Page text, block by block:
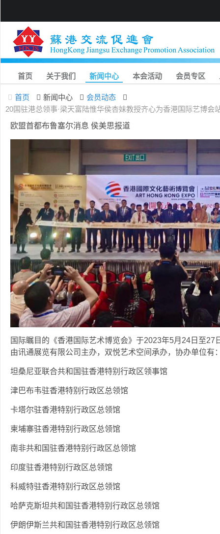
首页 关于我们 新闻中心 本会活动 会员专区
首页 新闻中心
会员动态
20国驻港总领事·梁天富陆惟华侯杏妹教授齐心为香港国际艺博会
欧盟首都布鲁塞尔消息 侯美思报道
国际瞩目的《香港国际艺术博览会》于2023年5月24日至
由讯通展览有限公司主办，双悦艺术空间承办，协办单位有
坦桑尼亚联合共和国驻香港特别行政区领事馆
津巴布韦驻香港特别行政区总领馆
卡塔尔驻香港特别行政区总领馆
柬埔寨驻香港特别行政区总领馆
南非共和国驻香港特别行政区总领馆
印度驻香港特别行政区总领馆
科威特驻香港特别行政区总领馆
哈萨克斯坦共和国驻香港特别行政区总领馆
伊朗伊斯兰共和国驻香港特别行政区总领馆